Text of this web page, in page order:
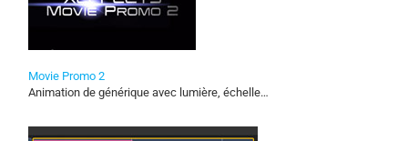
Movie Promo 2
Animation de générique avec lumière, échelle…